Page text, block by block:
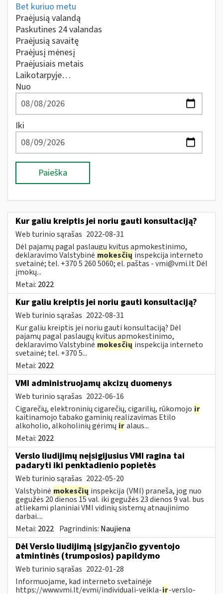
Bet kuriuo metu
Praėjusią valandą
Paskutines 24 valandas
Praėjusią savaitę
Praėjusį mėnesį
Praėjusiais metais
Laikotarpyje…
Nuo
Iki
Paieška
Kur galiu kreiptis jei noriu gauti konsultaciją?
Web turinio sąrašas 2022-08-31
Dėl pajamų pagal paslaugų kvitus apmokestinimo,
deklaravimo Valstybinė mokesčių inspekcija interneto
svetainė; tel. +370 5 260 5060; el. paštas -vmi@vmi.ltDėl
įmokų...
Metai: 2022
Kur galiu kreiptis jei noriu gauti konsultaciją?
Web turinio sąrašas 2022-08-31
Kur galiu kreiptis jei noriu gauti konsultaciją? Dėl
pajamų pagal paslaugų kvitus apmokestinimo,
deklaravimo Valstybinė mokesčių inspekcija interneto
svetainė; tel. +370 5...
Metai: 2022
VMI administruojamų akcizų duomenys
Web turinio sąrašas 2022-06-16
Cigarečių, elektroninių cigarečių, cigarilių, rūkomojo ir
kaitinamojo tabako gaminių realizavimas Etilo
alkoholio, alkoholinių gėrimų iralaus...
Metai: 2022
Verslo liudijimų neįsigijusius VMI ragina tai
padaryti iki penktadienio popietės
Web turinio sąrašas 2022-05-20
Valstybinė mokesčių inspekcija (VMI) praneša, jog nuo
gegužės 20 dienos 15 val. iki gegužės 23 dienos 9 val. bus
atliekami planiniai VMI vidinių sistemų atnaujinimo
darbai....
Metai: 2022 Pagrindinis: Naujiena
Dėl Verslo liudijimą įsigyjančio gyventojo
atmintinės (trumposios) papildymo
Web turinio sąrašas 2022-01-28
Informuojame, kad interneto svetainėje
https://www.vmi.lt/evmi/individuali-veikla-ir-verslo-